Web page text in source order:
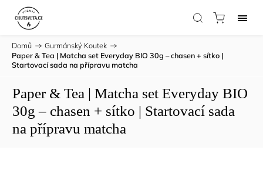
Domů / Gurmánský Koutek /
Paper & Tea | Matcha set Everyday BIO 30g – chasen + sítko |
Startovací sada na přípravu matcha
Paper & Tea | Matcha set Everyday BIO
30g – chasen + sítko | Startovací sada
na přípravu matcha